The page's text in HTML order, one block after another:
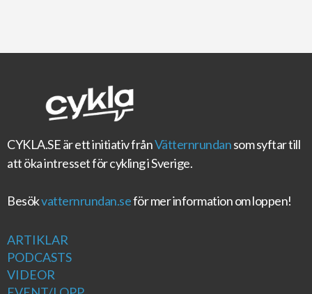
CYKLA.SEär ett initiativ frånVätternrundansom syftar till
att öka intresset för cykling i Sverige.
Besökvatternrundan.seför mer information om loppen!
ARTIKLAR
PODCASTS
VIDEOR